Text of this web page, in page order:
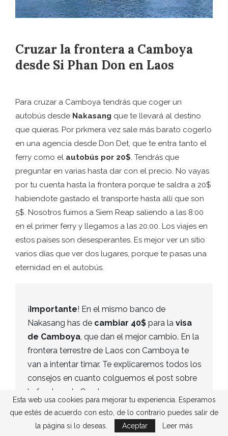
Cruzar la frontera a Camboya
desde Si Phan Don en Laos
Para cruzar a Camboya tendrás que coger un
autobús desde Nakasang que te llevará al destino
que quieras. Por prkmera vez sale más barato cogerlo
en una agencia desde Don Det, que te entra tanto el
ferry como el autobús por 20$. Tendrás que
preguntar en varias hasta dar con el precio. No vayas
por tu cuenta hasta la frontera porque te saldra a 20$
habiendote gastado el transporte hasta allí que son
5$. Nosotros fuimos a Siem Reap saliendo a las 8:00
en el primer ferry y llegamos a las 20.00. Los viajes en
estos países son desesperantes. Es mejor ver un sitio
varios días que ver dos lugares, porque te pasas una
eternidad en el autobús.
¡ Importante! En el mismo banco de
Nakasang has de cambiar 40$ para la visa
de Camboya, que dan el mejor cambio. En la
frontera terrestre de Laos con Camboya te
van a intentar timar. Te explicaremos todos los
consejos en cuanto colguemos el post sobre
la frontera de Camboya.
Esta web usa cookies para mejorar tu experiencia. Esperamos
que estés de acuerdo con esto, de lo contrario puedes salir de
la página si lo deseas.
Aceptar Leer más